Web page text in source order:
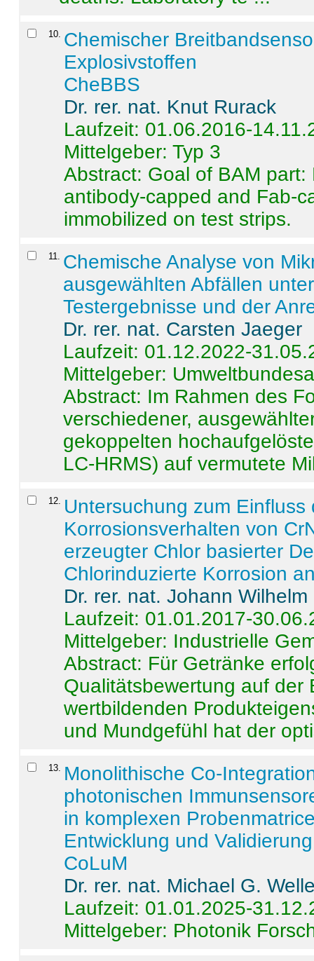
10 Chemischer
Explosivstoffen
CheBBS
Dr. rer. nat. Knut Rurack
Laufzeit: 01.06.2016-
Mittelgeber: Typ 3
Abstract: Goal of BAM
antibody-capped and Fab-
immobilized on test strips.
11
Chemische Analyse von
ausgewählten Abfällen
Testergebnisse und der
Dr. rer. nat. Carsten Jaeger
Laufzeit: 01.12.2022-
Mittelgeber:
Abstract: Im Rahmen des
verschiedener,
gekoppelten
LC-HRMS) auf vermutete
12
Untersuchung zum
Korrosionsverhalten von
erzeugter Chlor basierter
Chlorinduzierte Korrosion
Dr. rer. nat. Johann
Laufzeit: 01.01.2017-
Mittelgeber: Industrielle
Abstract: Für Getränke
Qualitätsbewertung auf der
wertbildenden
und Mundgefühl hat der
13
Monolithische Co-
photonischen
in komplexen
Entwicklung und
CoLuM
Dr. rer. nat. Michael G.
Laufzeit: 01.01.2025-
Mittelgeber: Photonik